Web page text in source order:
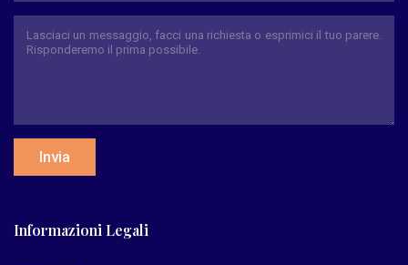
Invia
Informazioni Legali